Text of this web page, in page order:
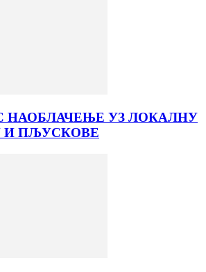
НАОБЛАЧЕЊЕ УЗ ЛОКАЛНУ
ПЉУСКОВЕ